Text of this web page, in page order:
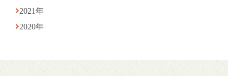
2021年
2020年